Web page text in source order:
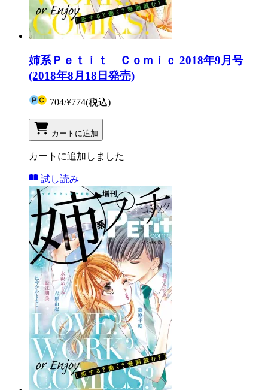
姉系Ｐｅｔｉｔ Ｃｏｍｉｃ 2018年9月号
(2018年8月18日発売)
704/¥774(税込)
カートに追加
カートに追加しました
試し読み